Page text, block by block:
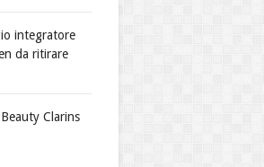
integratore
da ritirare
Clarins